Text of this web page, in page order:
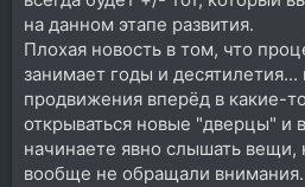
ДОнего в тракте стоит.
P.S. Имхо, не зря же почти
надо с контроля!
на данном этапе развития.
Плохая новость в том, что
занимает годы и
продвижения вперёд в какие-
открываться новые "дверцы" и
начинаете явно слышать
вообще не обращали внимания.